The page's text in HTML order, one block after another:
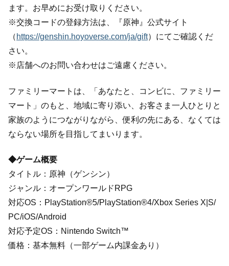
ます。お早めにお受け取りください。
※交換コードの登録方法は、『原神』公式サイト
（ https://genshin.hoyoverse.com/ja/gift）にてご確認くだ
さい。
※店舗へのお問い合わせはご遠慮ください。
ファミリーマートは、「あなたと、コンビに、ファミリー
マート」のもと、地域に寄り添い、お客さま一人ひとりと
家族のようにつながりながら、便利の先にある、なくては
ならない場所を目指してまいります。
◆ゲーム概要
タイトル：原神（ゲンシン）
ジャンル：オープンワールドRPG
対応OS：PlayStation®5/PlayStation®4/Xbox Series X|S/
PC/iOS/Android
対応予定OS：Nintendo Switch™
価格：基本無料（一部ゲーム内課金あり）